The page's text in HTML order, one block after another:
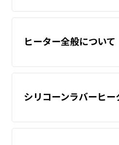
ヒーター全般について
シリコーンラバーヒー